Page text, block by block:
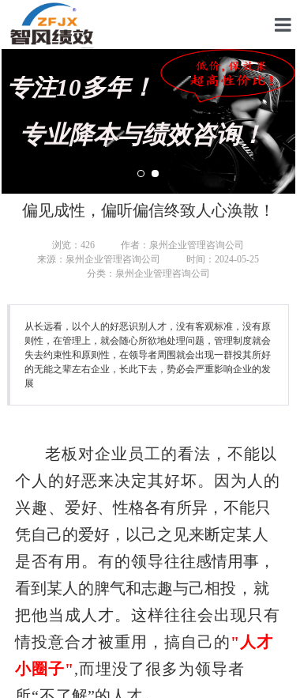
专注10多年！
专业降本与绩效咨询！
首页
关于我
管理咨
KPI绩
薪酬设
文化绩
降本增
联系我
偏见成性，偏听偏信终致人心涣散！
浏览： 426
作者：泉州企业管理咨询公司
来源：泉州企业管理咨询公司
时间：2024-05-25
分类：泉州企业管理咨询公司
从长远看，以个人的好恶识别人才，没有客观标准，没有原
则性，在管理上，就会随心所欲地处理问题，管理制度就会
失去约束性和原则性，在领导者周围就会出现一群投其所好
的无能之辈左右企业，长此下去，势必会严重影响企业的发
展
老板对企业员工的看法，不能以
个人的好恶来决定其好坏。因为人的
兴趣、爱好、性格各有所异，不能只
凭自己的爱好，以己之见来断定某人
是否有用。有的领导往往感情用事，
看到某人的脾气和志趣与己相投，就
把他当成人才。这样往往会出现只有
情投意合才被重用，搞自己的"人才
小圈子",而埋没了很多为领导者